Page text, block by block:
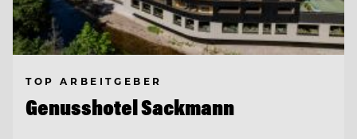
TOP ARBEITGEBER
Genusshotel Sackmann